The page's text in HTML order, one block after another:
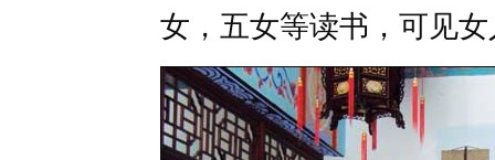
女，五女等读书，可见